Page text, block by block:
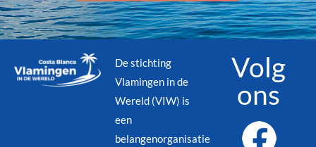
De stichting
Vlamingen in de
Wereld (VIW) is
een
belangenorganisatie
Volg
ons